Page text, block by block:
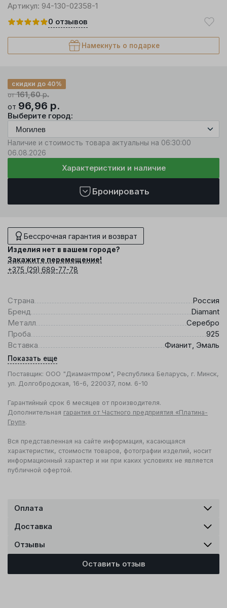
Артикул: 94-130-02358-1
0 отзывов
Намекнуть о подарке
от161,60р.
скидки до 40%
от 96,96 р.
Выберите город:
Наличие и стоимость товара актуальны на 06:30:00
06.08.2026
Характеристики и наличие
Бронировать
Бессрочная гарантия и возврат
Изделия нет в вашем городе?
Закажите перемещение!
+375 (29) 689-77-78
Страна
Россия
Бренд
Diamant
Металл
Серебро
Проба
925
Вставка
Фианит, Эмаль
Показать еще
Поставщик: ООО "Диамантпром", Республика Беларусь, г. Минск,
ул. Долгобродская, 16-6, 220037, пом. 6-10
Гарантийный срок 6 месяцев от производителя.
Дополнительная гарантия от Частного предприятия «Платина-
Груп».
Вся представленная на сайте информация, касающаяся
характеристик, стоимости товаров, фотографии изделий, носит
информационный характер и ни при каких условиях не является
публичной офертой.
Оплата
Доставка
Отзывы
Оставить отзыв